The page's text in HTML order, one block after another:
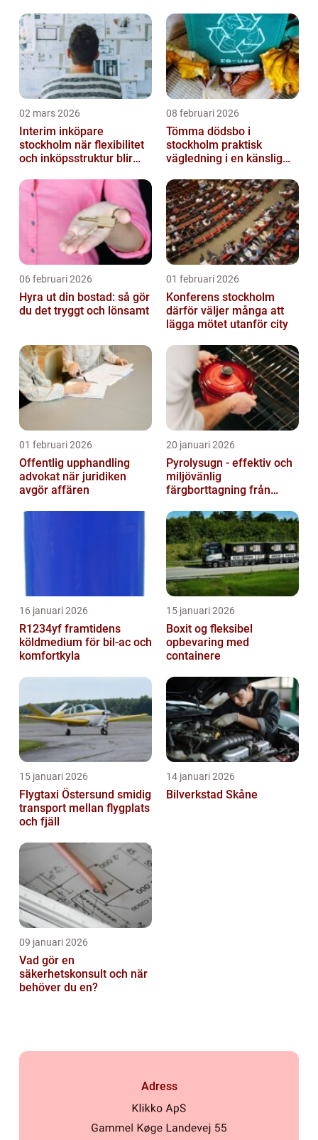
02 mars 2026
Interim inköpare
stockholm när flexibilitet
och inköpsstruktur blir
08 februari 2026
Tömma dödsbo i
stockholm praktisk
vägledning i en känslig
06 februari 2026
Hyra ut din bostad: så gör
du det tryggt och lönsamt
01 februari 2026
Konferens stockholm
därför väljer många att
lägga mötet utanför city
01 februari 2026
Offentlig upphandling
advokat när juridiken
avgör affären
20 januari 2026
Pyrolysugn - effektiv och
miljövänlig
färgborttagning från
16 januari 2026
R1234yf framtidens
köldmedium för bil-ac och
komfortkyla
15 januari 2026
Boxit og fleksibel
opbevaring med
containere
15 januari 2026
Flygtaxi Östersund smidig
transport mellan flygplats
och fjäll
14 januari 2026
Bilverkstad Skåne
09 januari 2026
Vad gör en
säkerhetskonsult och när
behöver du en?
Adress